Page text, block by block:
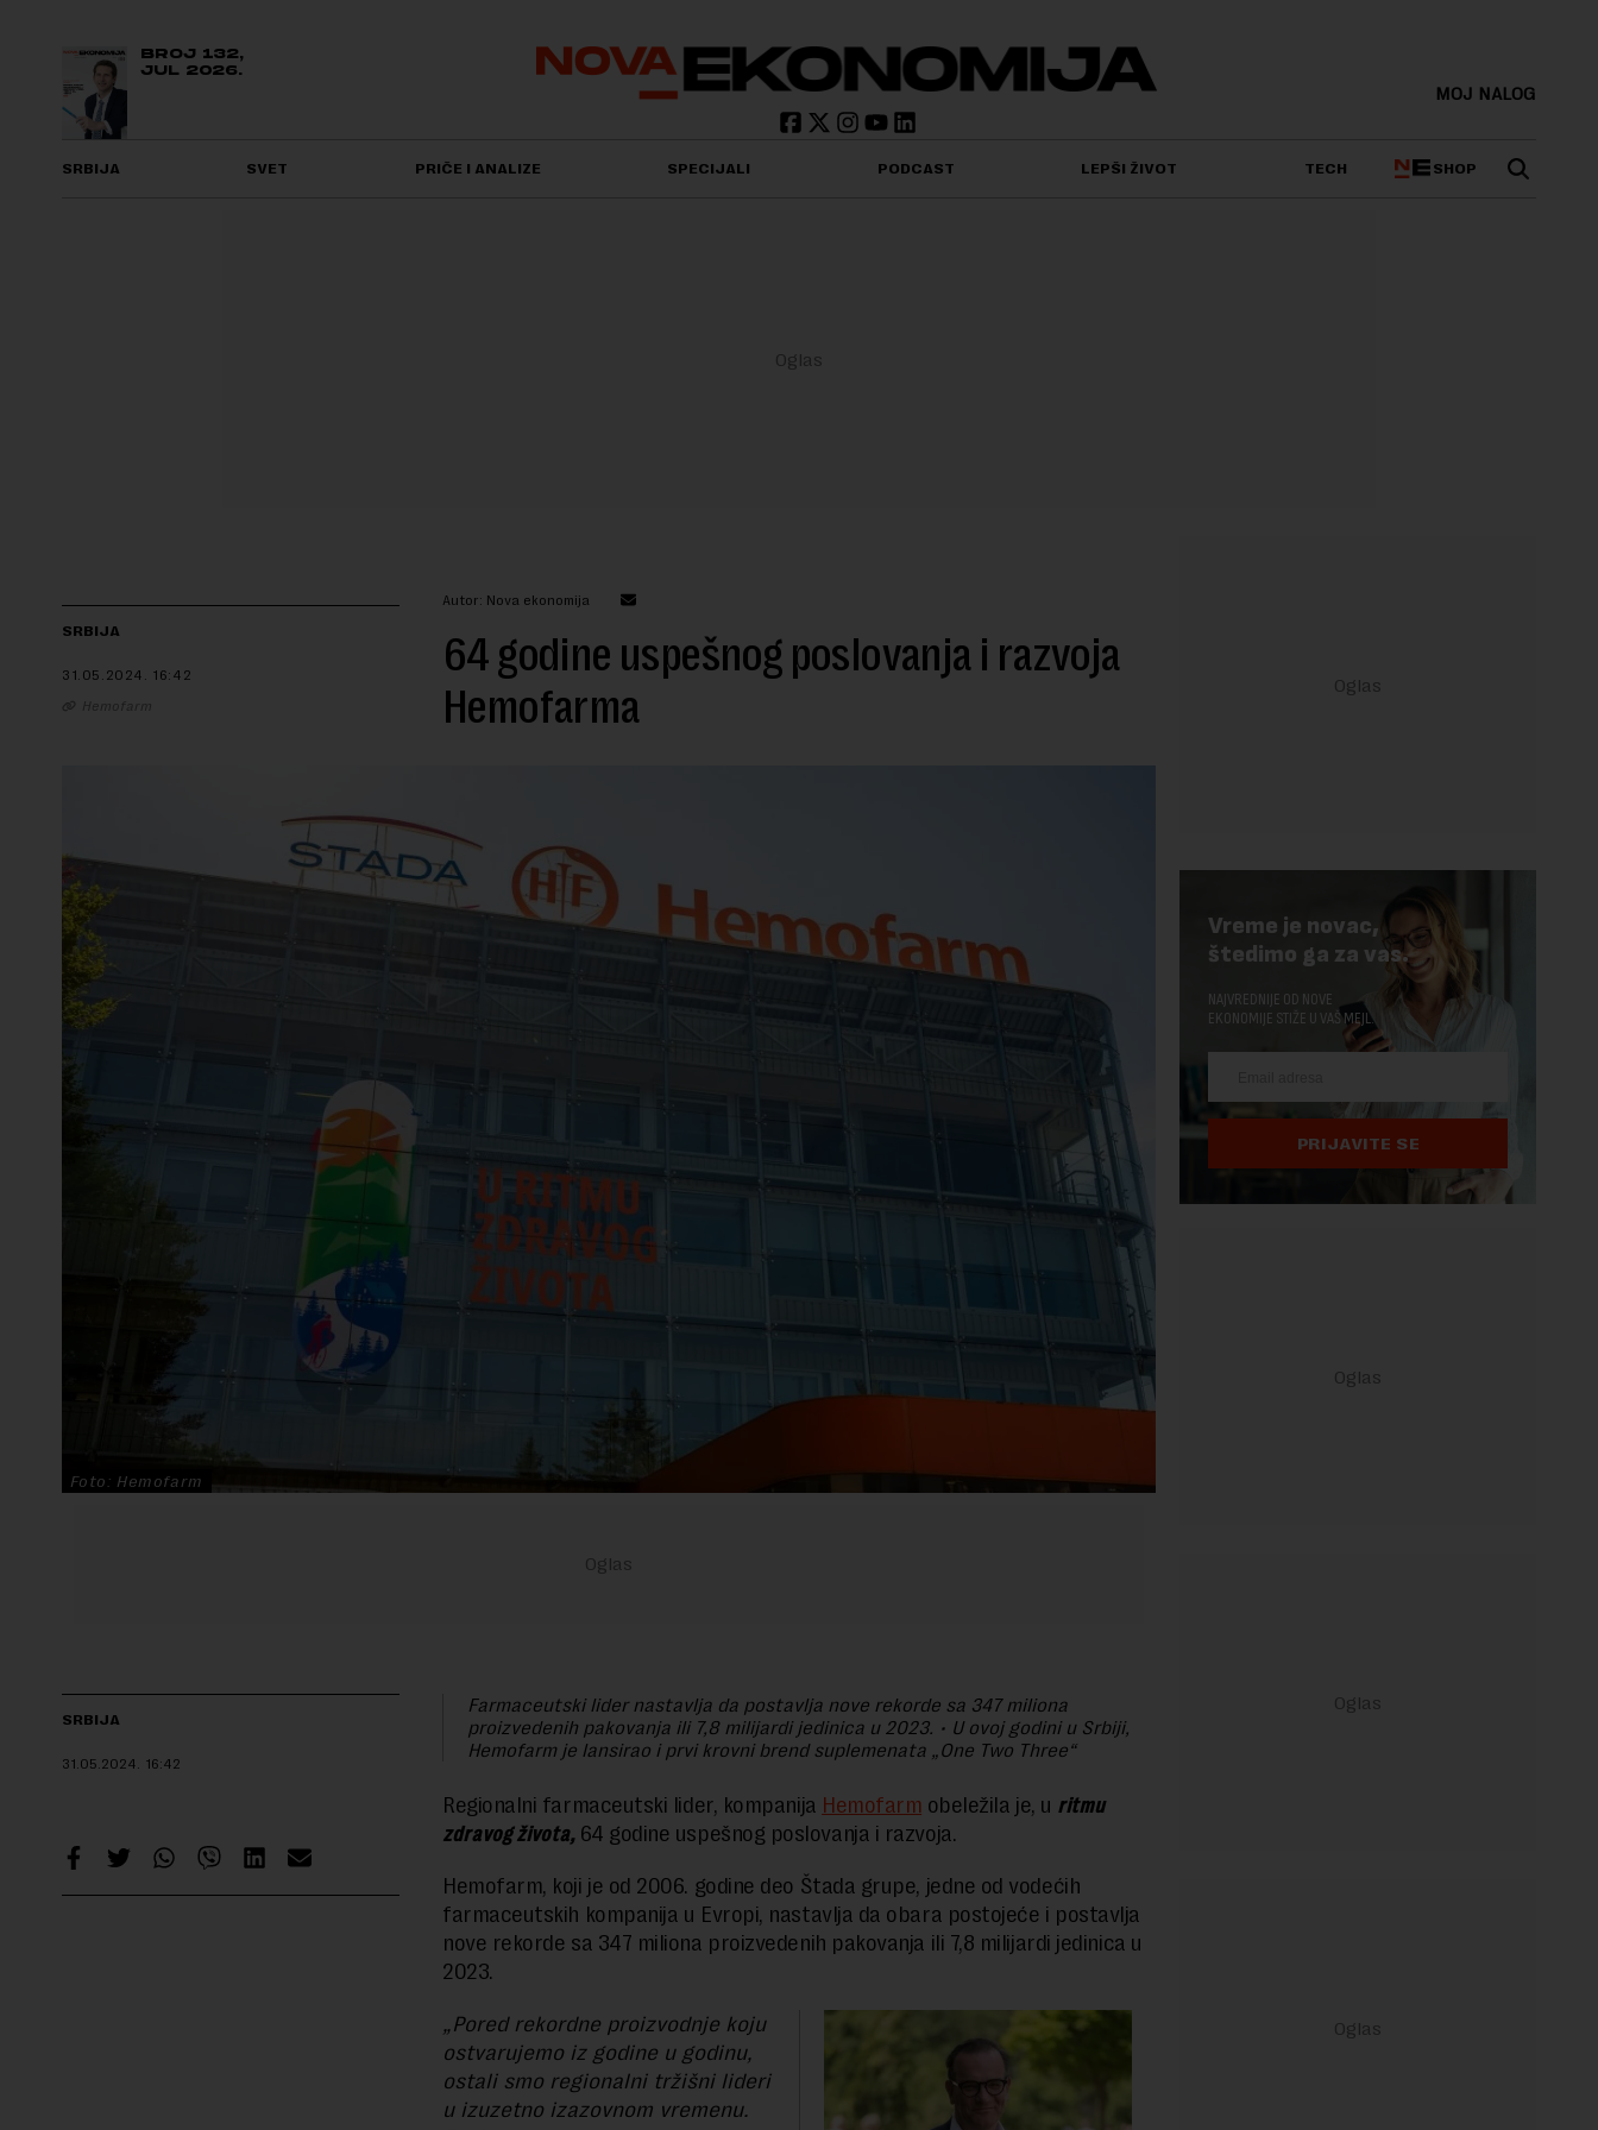
BROJ 132,
JUL 2026.
MOJ NALOG
SRBIJA SVET PRIČE I ANALIZE SPECIJALI PODCAST LEPŠI ŽIVOT TECH SHOP
SRBIJA
31.05.2024. 16:42
Hemofarm
Autor: Nova ekonomija
64 godine uspešnog poslovanja i razvoja
Hemofarma
Foto: Hemofarm
SRBIJA
31.05.2024. 16:42
Farmaceutski lider nastavlja da postavlja nove rekorde sa 347 miliona
proizvedenih pakovanja ili 7,8 milijardi jedinica u 2023. • U ovoj godini u Srbiji,
Hemofarm je lansirao i prvi krovni brend suplemenata „One Two Three“
Regionalni farmaceutski lider, kompanija Hemofarm obeležila je, u ritmu
zdravog života,64 godine uspešnog poslovanja i razvoja.
Hemofarm, koji je od 2006. godine deo Štada grupe, jedne od vodećih
farmaceutskih kompanija u Evropi, nastavlja da obara postojeće i postavlja
nove rekorde sa 347 miliona proizvedenih pakovanja ili 7,8 milijardi jedinica u
2023.
„Pored rekordne proizvodnje koju
ostvarujemo iz godine u godinu,
ostali smo regionalni tržišni lideri
u izuzetno izazovnom vremenu.
Vreme je novac,
štedimo ga za vas.
NAJVREDNIJE OD NOVE
EKONOMIJE STIŽE U VAŠ MEJL.
PRIJAVITE SE